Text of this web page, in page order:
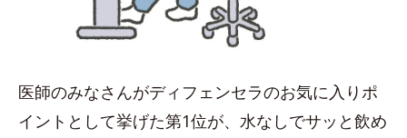
医師のみなさんがディフェンセラのお気に入りポ
イントとして挙げた第1位が、水なしでサッと飲め